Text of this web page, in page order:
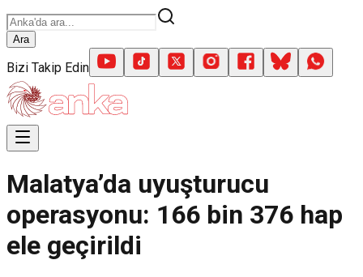
Ara
Bizi Takip Edin
Malatya’da uyuşturucu
operasyonu: 166 bin 376 hap
ele geçirildi